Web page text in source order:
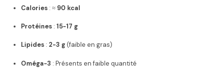
Calories : ≈ 90 kcal
Protéines :15-17 g
Lipides : 2-3 g(faible en gras)
Oméga-3 : Présents en faible quantité